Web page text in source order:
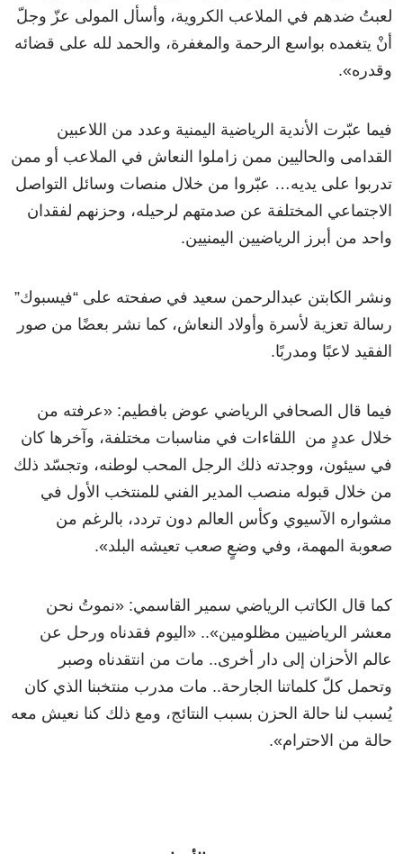
لعبتُ ضدهم في الملاعب الكروية، وأسأل المولى عزّ وجلّ
أنْ يتغمده بواسع الرحمة والمغفرة، والحمد لله على قضائه
وقدره».
فيما عبّرت الأندية الرياضية اليمنية وعدد من اللاعبين
القدامى والحاليين ممن زاملوا النعاش في الملاعب أو ممن
تدربوا على يديه… عبّروا من خلال منصات وسائل التواصل
الاجتماعي المختلفة عن صدمتهم لرحيله، وحزنهم لفقدان
واحد من أبرز الرياضيين اليمنيين.
ونشر الكابتن عبدالرحمن سعيد في صفحته على “فيسبوك”
رسالة تعزية لأسرة وأولاد النعاش، كما نشر بعضًا من صور
الفقيد لاعبًا ومدربًا.
فيما قال الصحافي الرياضي عوض بافطيم: «عرفته من
خلال عددٍ من اللقاءات في مناسبات مختلفة، وآخرها كان
في سيئون، ووجدته ذلك الرجل المحب لوطنه، وتجسّد ذلك
من خلال قبوله منصب المدير الفني للمنتخب الأول في
مشواره الآسيوي وكأس العالم دون تردد، بالرغم من
صعوبة المهمة، وفي وضعٍ صعب تعيشه البلد».
كما قال الكاتب الرياضي سمير القاسمي: «نموتُ نحن
معشر الرياضيين مظلومين».. «اليوم فقدناه ورحل عن
عالم الأحزان إلى دار أخرى.. مات من انتقدناه وصبر
وتحمل كلّ كلماتنا الجارحة.. مات مدرب منتخبنا الذي كان
يُسبب لنا حالة الحزن بسبب النتائج، ومع ذلك كنا نعيش معه
حالة من الاحترام».